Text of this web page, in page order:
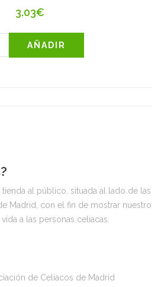
3.03€
AÑADIR
tienda al público, situada al lado de las
Madrid, con el fin de mostrar nuestro
a las personas celiacas.
de Celíacos de Madrid